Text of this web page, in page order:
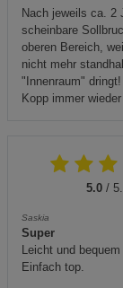
Nach jeweils ca. 2
scheinbare
oberen Bereich,
nicht mehr
"Innenraum"
Kopp immer
5.0 /
Saskia
Super
Leicht und
Einfach top.